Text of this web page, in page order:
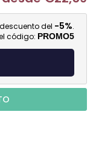
del -5%.
código: PROMO5